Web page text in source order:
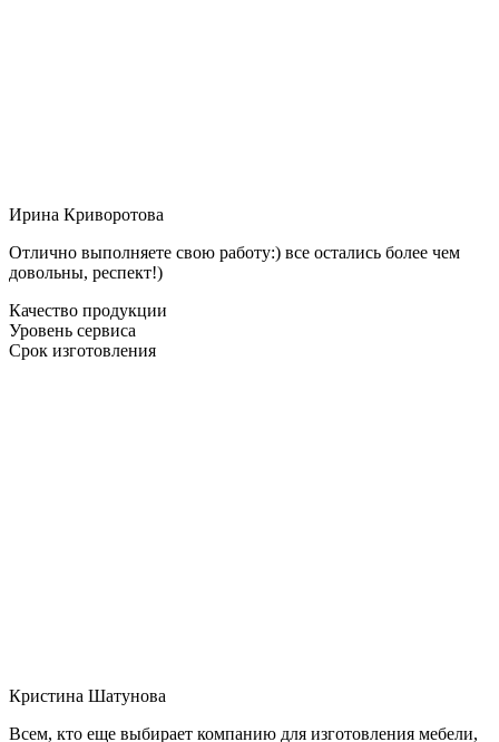
Ирина Криворотова
Отлично выполняете свою работу:) все остались более чем
довольны, респект!)
Качество продукции
Уровень сервиса
Срок изготовления
Кристина Шатунова
Всем, кто еще выбирает компанию для изготовления мебели,